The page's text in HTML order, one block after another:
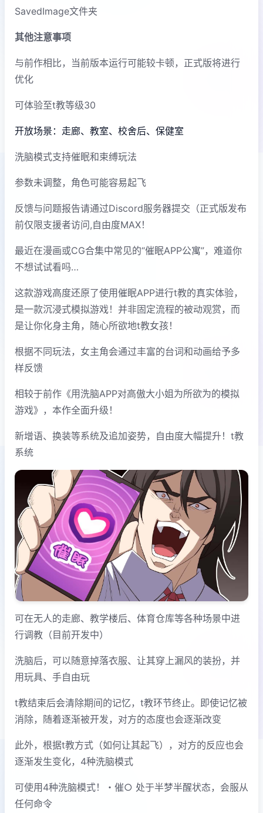
SavedImage文件夹
其他注意事项
与前作相比，当前版本运行可能较卡顿，正式版将进行
优化
可体验至t教等级30
开放场景：走廊、教室、校舍后、保健室
洗脑模式支持催眠和束缚玩法
参数未调整，角色可能容易起飞
反馈与问题报告请通过Discord服务器提交（正式版发布
前仅限支援者访问,自由度MAX！
最近在漫画或CG合集中常见的“催眠APP公寓”，难道你
不想试试看吗…
这款游戏高度还原了使用催眠APP进行t教的真实体验，
是一款沉浸式模拟游戏！并非固定流程的被动观赏，而
是让你化身主角，随心所欲地t教女孩！
根据不同玩法，女主角会通过丰富的台词和动画给予多
样反馈
相较于前作《用洗脑APP对高傲大小姐为所欲为的模拟
游戏》，本作全面升级！
新增语、换装等系统及追加姿势，自由度大幅提升！t教
系统
可在无人的走廊、教学楼后、体育仓库等各种场景中进
行调教（目前开发中）
洗脑后，可以随意掉落衣服、让其穿上漏风的装扮，并
用玩具、手自由玩
t教结束后会清除期间的记忆，t教环节终止。即使记忆被
消除，随着逐渐被开发，对方的态度也会逐渐改变
此外，根据t教方式（如何让其起飞），对方的反应也会
逐渐发生变化，4种洗脑模式
可使用4种洗脑模式！・催○ 处于半梦半醒状态，会服从
任何命令